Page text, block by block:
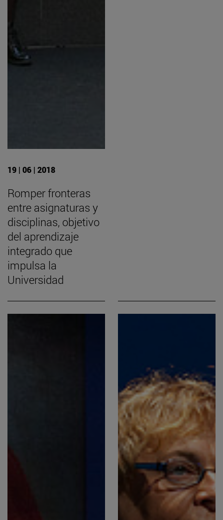
19 | 06 | 2018
Romper fronteras
entre asignaturas y
disciplinas, objetivo
del aprendizaje
integrado que
impulsa la
Universidad